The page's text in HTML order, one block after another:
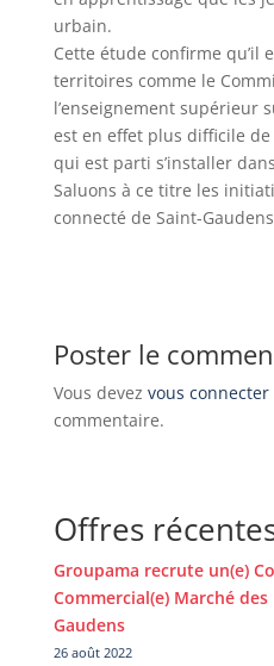
urbain.
Cette étude confirme qu’il
territoires comme le
l’enseignement supérieur
est en effet plus difficile
qui est parti s’installer
Saluons à ce titre les
connecté de Saint-
Poster le
Vous devez vous connecter
commentaire.
Offres
Groupama recrute un(e)
Commercial(e) Marché
Gaudens
26 août 2022